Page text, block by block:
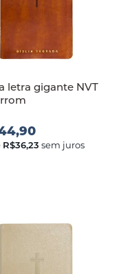
letra gigante NVT
R$36,23 sem juros